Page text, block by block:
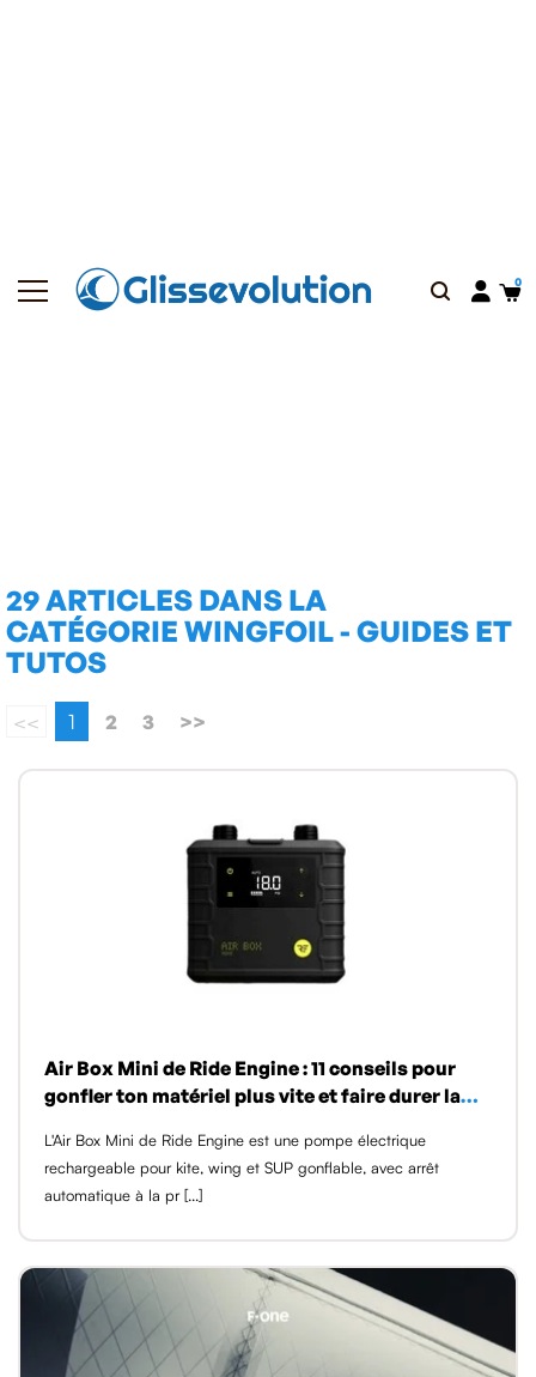
29 ARTICLES DANS LA
CATÉGORIE WINGFOIL - GUIDES ET
TUTOS
<< 1 2 3 >>
Air Box Mini de Ride Engine : 11 conseils pour
gonfler ton matériel plus vite et faire durer la
L'Air Box Mini de Ride Engine est une pompe électrique
rechargeable pour kite, wing et SUP gonflable, avec arrêt
automatique à la pr [...]